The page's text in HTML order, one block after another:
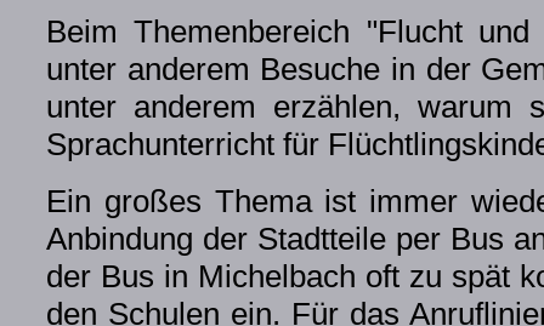
Beim Themenbereich "Flucht
unter anderem Besuche in der
unter anderem erzählen, warum
Sprachunterricht für
Ein großes Thema ist immer
Anbindung der Stadtteile per Bus
der Bus in Michelbach oft zu spät
den Schulen ein. Für das